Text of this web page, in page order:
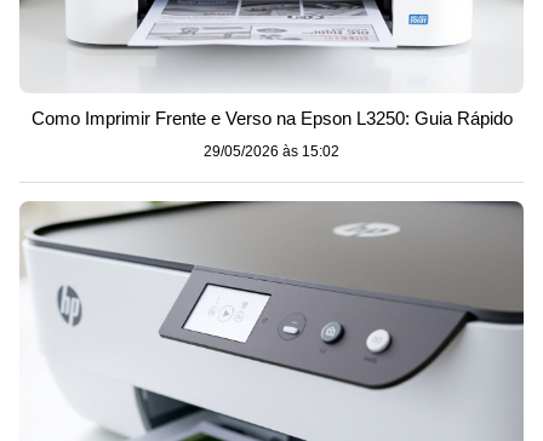
Como Imprimir Frente e Verso na Epson L3250: Guia Rápido
29/05/2026 às 15:02